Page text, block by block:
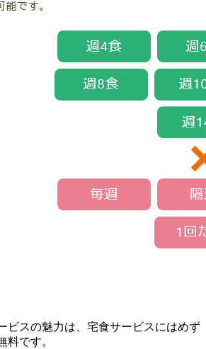
ビスの魅力は、宅食サービスにはめず
料です。